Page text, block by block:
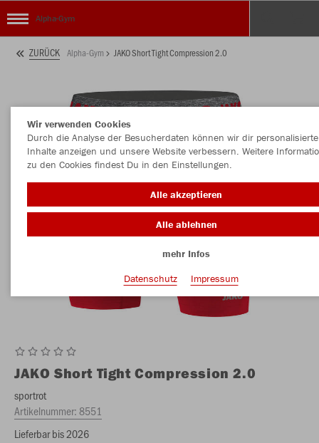
Alpha-Gym
ZURÜCK Alpha-Gym JAKO Short Tight Compression 2.0
JAKO Short Tight Compression 2.0
sportrot
Artikelnummer:8551
Lieferbar bis 2026
Wir verwenden Cookies
Durch die Analyse der Besucherdaten können wir dir personalisierte
Inhalte anzeigen und unsere Website verbessern. Weitere
zu den Cookies findest Du in den Einstellungen.
Alle akzeptieren
Alle ablehnen
mehr Infos
Datenschutz
Impressum